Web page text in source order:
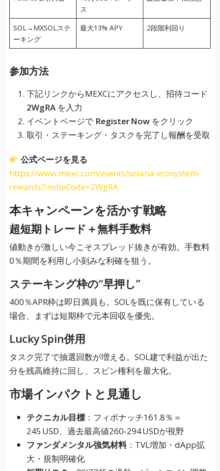
ス
SOL→MXSOLステ
ーキング
最大13% APY 2段階利回り
参加方法
下記リンクからMEXCにアクセスし、招待コード
2WgRAを入力
イベントページで Register Nowをクリック
取引・ステーキング・タスクを完了し報酬を受取
公式ページを見る
https://www.mexc.com/events/solana-ecosystem-
rewards?inviteCode=2WgRA
本キャンペーンを活かす戦略
超短期トレード＋無料手数料
値動きが激しい今こそスプレッド抜きが有効。手数料
0％期間を利用し小刻みな利確を狙う。
ステーキング枠の“早押し”
400％APR枠は即日満員も。SOLを既に保有している
場合、まずは短期枠で元本回収を優先。
Lucky Spin併用
タスク完了で抽選回数が増える。SOL建で利益が出た
分を残高維持に回し、スピン権利を最大化。
市場インパクトと見通し
テクニカル目標：フィボナッチ161.8％＝
245 USD、過去最高値260‑294 USDが視野
ファンダメンタル強気材料：TVL増加・dApp拡
大・規制明確化